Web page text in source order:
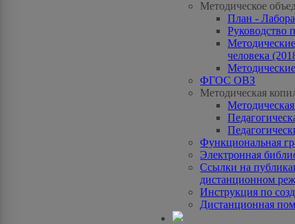
Методическое
План -
Руководство
человека
ФГОС ОВЗ
Методическая
Функциональная
Электронная
Ссылки на
дистанционном
Инструкция по
Дистанционная